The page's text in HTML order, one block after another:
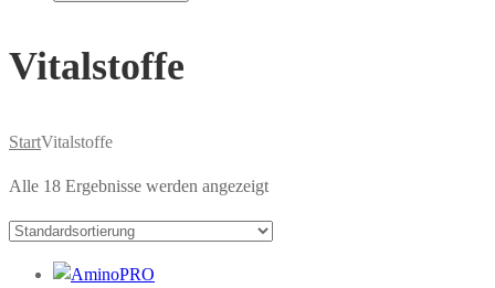
Vitalstoffe
StartVitalstoffe
Alle 18 Ergebnisse werden angezeigt